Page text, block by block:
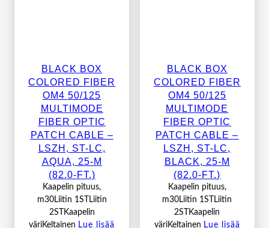
BLACK BOX
COLORED FIBER
OM4 50/125
MULTIMODE
FIBER OPTIC
PATCH CABLE –
LSZH, ST-LC,
AQUA, 25-M
(82.0-FT.)
Kaapelin pituus,
m30Liitin 1STLiitin
2STKaapelin
väriKeltainen Lue lisää
BLACK BOX
COLORED FIBER
OM4 50/125
MULTIMODE
FIBER OPTIC
PATCH CABLE –
LSZH, ST-LC,
BLACK, 25-M
(82.0-FT.)
Kaapelin pituus,
m30Liitin 1STLiitin
2STKaapelin
väriKeltainen Lue lisää